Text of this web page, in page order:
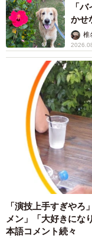
「
かせ
椎
「演技上手すぎや
メン」「大好きにな
本語コメント続々